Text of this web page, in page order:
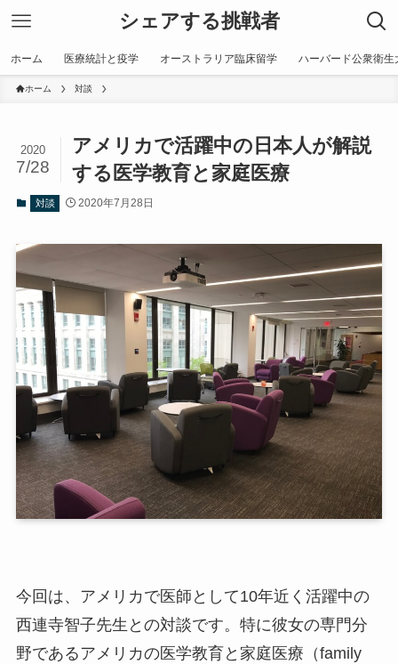
シェアする挑戦者
ホーム 医療統計と疫学 オーストラリア臨床留学 ハーバード公衆衛生
ホーム 対談
アメリカで活躍中の日本人が解説
する医学教育と家庭医療
2020
7/28
対談 2020年7月28日
今回は、アメリカで医師として10年近く活躍中の
西連寺智子先生との対談です。特に彼女の専門分
野であるアメリカの医学教育と家庭医療（family